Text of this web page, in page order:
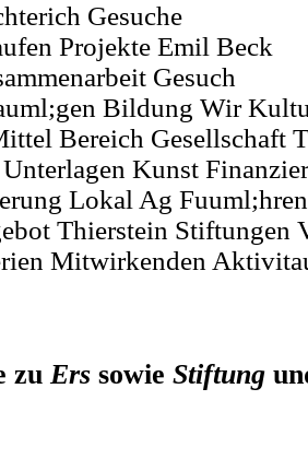
Gesuche
Projekte Emil Beck
Gesuch
Bildung Wir
Bereich Gesellschaft
Kunst
Lokal Ag
Thierstein Stiftungen
Mitwirkenden
zuErs sowie Stiftung